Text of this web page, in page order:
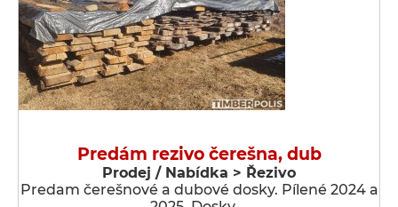
Predám rezivo čerešna, dub
Prodej / Nabídka > Řezivo
Predam čerešnové a dubové dosky. Pílené 2024 a